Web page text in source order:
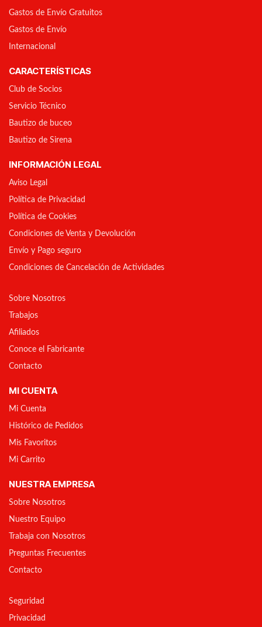
Gastos de Envío Gratuitos
Gastos de Envío
Internacional
CARACTERÍSTICAS
Club de Socios
Servicio Técnico
Bautizo de buceo
Bautizo de Sirena
INFORMACIÓN LEGAL
Aviso Legal
Política de Privacidad
Política de Cookies
Condiciones de Venta y Devolución
Envío y Pago seguro
Condiciones de Cancelación de Actividades
Sobre Nosotros
Trabajos
Afiliados
Conoce el Fabricante
Contacto
MI CUENTA
Mi Cuenta
Histórico de Pedidos
Mis Favoritos
Mi Carrito
NUESTRA EMPRESA
Sobre Nosotros
Nuestro Equipo
Trabaja con Nosotros
Preguntas Frecuentes
Contacto
Seguridad
Privacidad